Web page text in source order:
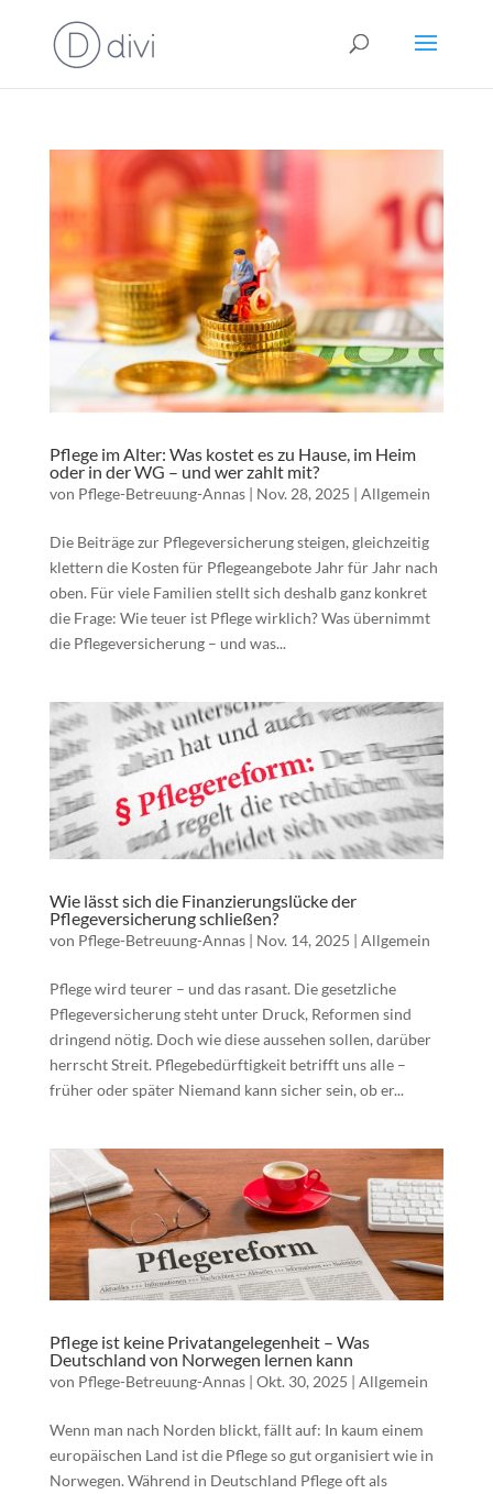
Pflege im Alter: Was kostet es zu Hause, im Heim
oder in der WG – und wer zahlt mit?
von Pflege-Betreuung-Annas| Nov. 28, 2025 | Allgemein
Die Beiträge zur Pflegeversicherung steigen, gleichzeitig
klettern die Kosten für Pflegeangebote Jahr für Jahr nach
oben. Für viele Familien stellt sich deshalb ganz konkret
die Frage: Wie teuer ist Pflege wirklich? Was übernimmt
die Pflegeversicherung – und was...
Wie lässt sich die Finanzierungslücke der
Pflegeversicherung schließen?
von Pflege-Betreuung-Annas| Nov. 14, 2025 | Allgemein
Pflege wird teurer – und das rasant. Die gesetzliche
Pflegeversicherung steht unter Druck, Reformen sind
dringend nötig. Doch wie diese aussehen sollen, darüber
herrscht Streit. Pflegebedürftigkeit betrifft uns alle –
früher oder später Niemand kann sicher sein, ob er...
Pflege ist keine Privatangelegenheit – Was
Deutschland von Norwegen lernen kann
von Pflege-Betreuung-Annas| Okt. 30, 2025 | Allgemein
Wenn man nach Norden blickt, fällt auf: In kaum einem
europäischen Land ist die Pflege so gut organisiert wie in
Norwegen. Während in Deutschland Pflege oft als